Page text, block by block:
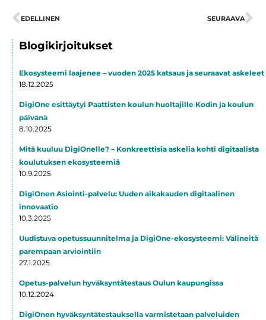
Prev
EDELLINEN SEURAAVA
Blogikirjoitukset
Ekosysteemi laajenee – vuoden 2025 katsaus ja seuraavat askeleet
18.12.2025
DigiOne esittäytyi Paattisten koulun huoltajille Kodin ja koulun
päivänä
8.10.2025
Mitä kuuluu DigiOnelle? – Konkreettisia askelia kohti digitaalista
koulutuksen ekosysteemiä
10.9.2025
DigiOnen Asiointi-palvelu: Uuden aikakauden digitaalinen
innovaatio
10.3.2025
Uudistuva opetussuunnitelma ja DigiOne-ekosysteemi: Välineitä
parempaan arviointiin
27.1.2025
Opetus-palvelun hyväksyntätestaus Oulun kaupungissa
10.12.2024
DigiOnen hyväksyntätestauksella varmistetaan palveluiden